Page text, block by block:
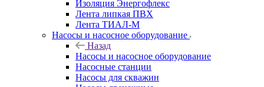
Изоляция Энергофлекс
Лента липкая ПВХ
Лента ТИАЛ-М
Насосы и насосное оборудование
Назад
Насосы и насосное оборудование
Насосные станции
Насосы для скважин